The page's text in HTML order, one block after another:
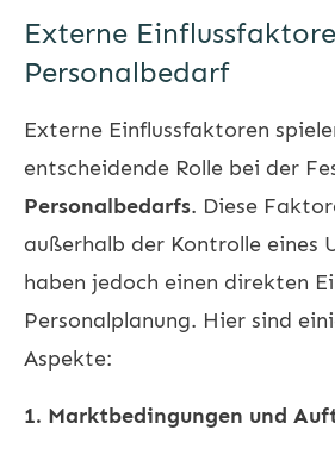
Externe
Personalbedarf
Externe Einflussfaktoren
entscheidende Rolle bei der
Personalbedarfs. Diese
außerhalb der Kontrolle eines
haben jedoch einen direkten
Personalplanung. Hier sind
Aspekte:
1. Marktbedingungen und